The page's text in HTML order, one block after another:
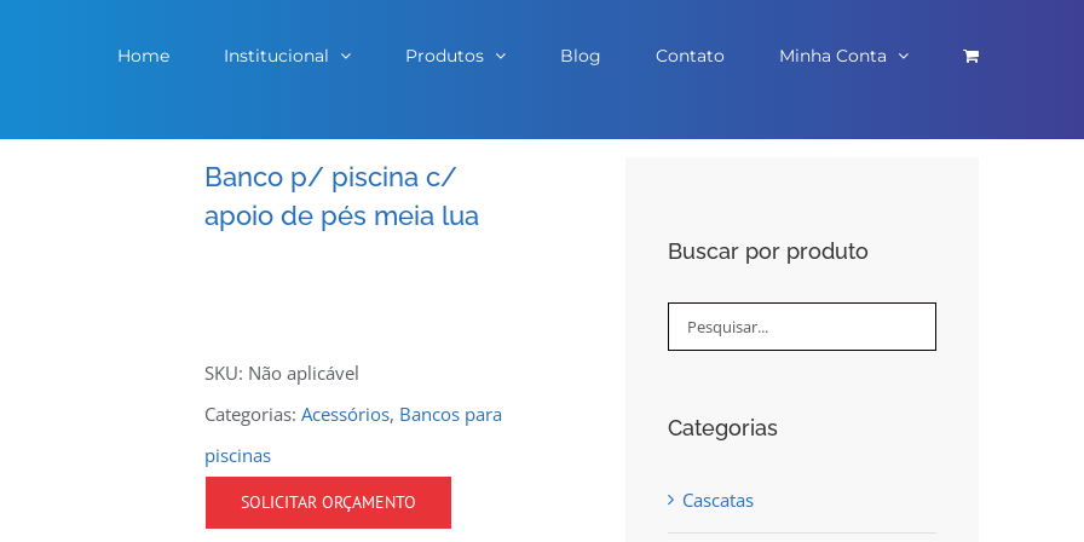
Home Institucional Produtos Blog Contato Minha Conta
Banco p/ piscina c/
apoio de pés meia lua
SKU: Não aplicável
Categorias: Acessórios, Bancos para
piscinas
SOLICITAR ORÇAMENTO
Buscar por produto
Categorias
Cascatas